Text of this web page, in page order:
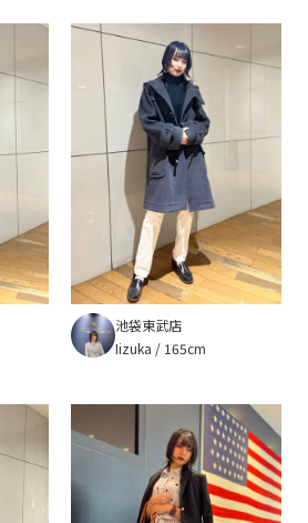
池袋東武店
Iizuka
165cm